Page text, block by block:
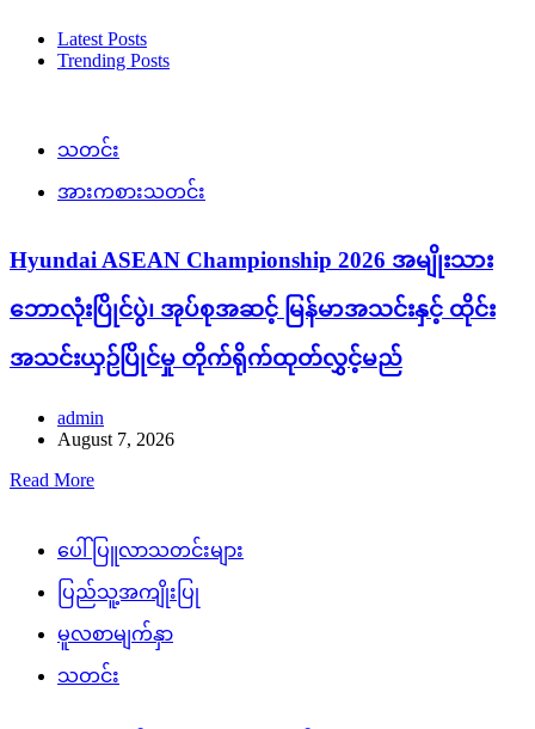
Latest Posts
Trending Posts
သတင်း
အားကစားသတင်း
Hyundai ASEAN Championship 2026 အမျိုးသား
ဘောလုံးပြိုင်ပွဲ၊ အုပ်စုအဆင့် မြန်မာအသင်းနှင့် ထိုင်း
အသင်းယှဉ်ပြိုင်မှု တိုက်ရိုက်ထုတ်လွှင့်မည်
admin
August 7, 2026
Read More
ပေါ်ပြူလာသတင်းများ
ပြည်သူ့အကျိုးပြု
မူလစာမျက်နှာ
သတင်း